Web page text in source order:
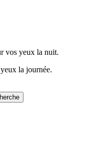
vos yeux la nuit.
la journée.